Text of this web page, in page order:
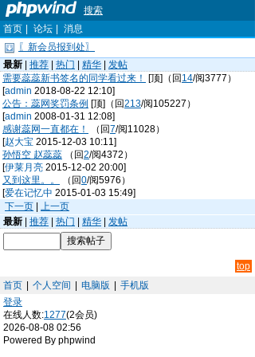
搜索
首页
论坛
消息
〖新会员报到处〗
最新
推荐 热门 精华
发帖
需要蕊蕊新书签名的同学看过来！
[顶]（回 14/阅3777）
[admin 2018-08-22 12:10]
公告：蕊网奖罚条例 [顶]（回213/阅105227）
[admin 2008-01-31 12:08]
感谢蕊网一直都在！
（回7/阅11028）
[赵大宝 2015-12-03 10:11]
孙悟空 赵蕊蕊 （回2/阅4372）
[伊莱月亮 2015-12-02 20:00]
又到这里。。
（回0/阅5976）
[爱在记忆中 2015-01-03 15:49]
下一页
上一页
最新
推荐 热门 精华 发帖
top
首页
个人空间 电脑版
手机版
登录
在线人数:1277(2会员)
2026-08-08 02:56
Powered By phpwind